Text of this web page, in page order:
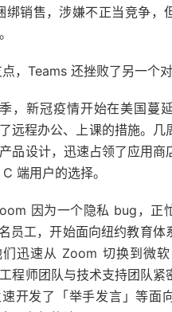
销售，涉嫌不正当竞争，
，Teams 还挫败了另一个
，新冠疫情开始在美国蔓
远程办公、上课的措施。
品设计，迅速占领了应用商
端用户的选择。
因为一个隐私 bug，正
员工，开始面向纽约教育体
迅速从 Zoom 切换到微
程师团队与技术支持团队紧
开发了「举手发言」等面